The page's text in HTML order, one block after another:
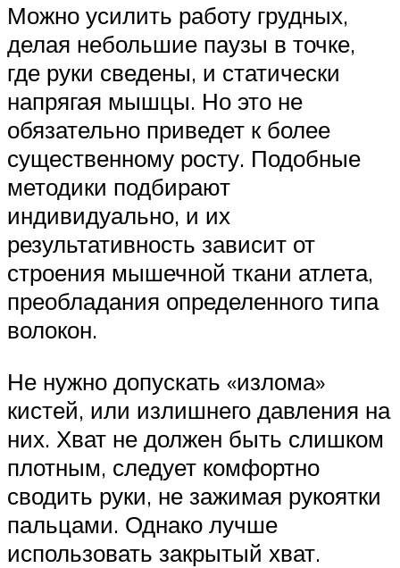
Можно усилить работу грудных,
делая небольшие паузы в точке,
где руки сведены, и статически
напрягая мышцы. Но это не
обязательно приведет к более
существенному росту. Подобные
методики подбирают
индивидуально, и их
результативность зависит от
строения мышечной ткани атлета,
преобладания определенного типа
волокон.
Не нужно допускать «излома»
кистей, или излишнего давления на
них. Хват не должен быть слишком
плотным, следует комфортно
сводить руки, не зажимая рукоятки
пальцами. Однако лучше
использовать закрытый хват.